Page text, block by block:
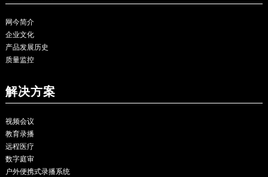
网今简介
企业文化
产品发展历史
质量监控
解决方案
视频会议
教育录播
远程医疗
数字庭审
户外便携式录播系统